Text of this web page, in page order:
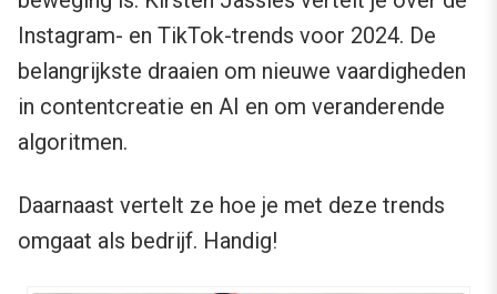
Instagram- en TikTok-trends voor 2024. De
belangrijkste draaien om nieuwe vaardigheden
in contentcreatie en AI en om veranderende
algoritmen.
Daarnaast vertelt ze hoe je met deze trends
omgaat als bedrijf. Handig!